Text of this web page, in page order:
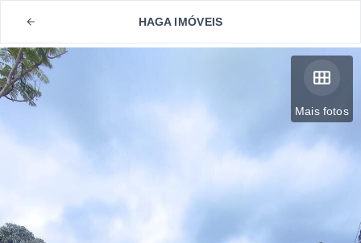
HAGA IMÓVEIS
Mais fotos